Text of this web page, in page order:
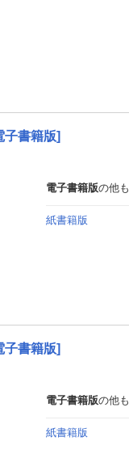
子書籍版]
電子書籍版の他
紙書籍版
子書籍版]
電子書籍版の他
紙書籍版